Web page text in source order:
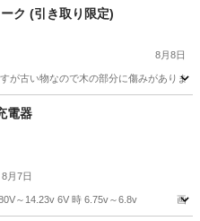
ク (引き取り限定)
8月8日
が古い物なので木の部分に傷みがありま
ホイール
電器
8月7日
～14.23v 6V 時 6.75v～6.8v 画像